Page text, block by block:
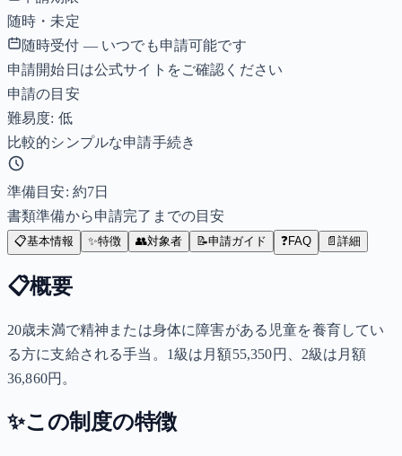
随時・未定
随時受付 — いつでも申請可能です
申請開始日は公式サイトをご確認ください
申請の目安
難易度: 低
比較的シンプルな申請手続き
準備目安: 約7日
書類準備から申請完了までの目安
📋基本情報 ✨特徴 👥対象者 📝申請ガイド ❓FAQ 📄 詳細
📋概要
20歳未満で精神または身体に障害がある児童を養育してい
る方に支給される手当。1級は月額55,350円、2級は月額
36,860円。
✨この制度の特徴